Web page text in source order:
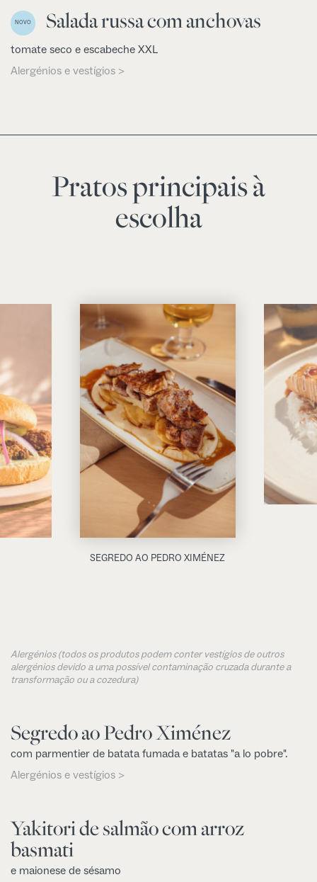
NOVO Salada russa com anchovas
tomate seco e escabeche XXL
Alergénios e vestígios >
Pratos principais à
escolha
SEGREDO AO PEDRO XIMÉNEZ
Alergénios (todos os produtos podem conter vestígios de outros
alergénios devido a uma possível contaminação cruzada durante a
transformação ou a cozedura)
Segredo ao Pedro Ximénez
com parmentier de batata fumada e batatas "a lo pobre".
Alergénios e vestígios >
Yakitori de salmão com arroz
basmati
e maionese de sésamo